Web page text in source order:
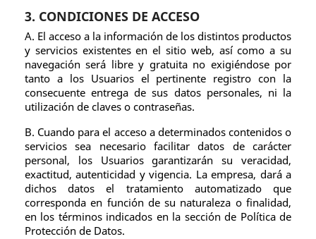
3. CONDICIONES DE ACCESO
A. El acceso a la información de los distintos productos
y servicios existentes en el sitio web, así como a su
navegación será libre y gratuita no exigiéndose por
tanto a los Usuarios el pertinente registro con la
consecuente entrega de sus datos personales, ni la
utilización de claves o contraseñas.
B. Cuando para el acceso a determinados contenidos o
servicios sea necesario facilitar datos de carácter
personal, los Usuarios garantizarán su veracidad,
exactitud, autenticidad y vigencia. La empresa, dará a
dichos datos el tratamiento automatizado que
corresponda en función de su naturaleza o finalidad,
en los términos indicados en la sección de Política de
Protección de Datos.